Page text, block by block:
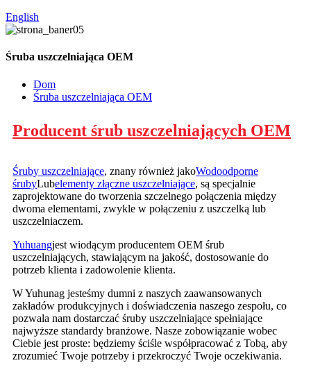
English
Śruba uszczelniająca OEM
Dom
Śruba uszczelniająca OEM
Producent śrub uszczelniających OEM
Śruby uszczelniające, znany również jakoWodoodporne
śrubyLubelementy złączne uszczelniające, są specjalnie
zaprojektowane do tworzenia szczelnego połączenia między
dwoma elementami, zwykle w połączeniu z uszczelką lub
uszczelniaczem.
Yuhuangjest wiodącym producentem OEM śrub
uszczelniających, stawiającym na jakość, dostosowanie do
potrzeb klienta i zadowolenie klienta.
W Yuhunag jesteśmy dumni z naszych zaawansowanych
zakładów produkcyjnych i doświadczenia naszego zespołu, co
pozwala nam dostarczać śruby uszczelniające spełniające
najwyższe standardy branżowe. Nasze zobowiązanie wobec
Ciebie jest proste: będziemy ściśle współpracować z Tobą, aby
zrozumieć Twoje potrzeby i przekroczyć Twoje oczekiwania.